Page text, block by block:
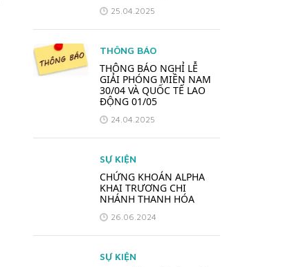
25.04.2025
THÔNG BÁO
THÔNG BÁO NGHỈ LỄ
GIẢI PHÓNG MIỀN NAM
30/04 VÀ QUỐC TẾ LAO
ĐỘNG 01/05
24.04.2025
SỰ KIỆN
CHỨNG KHOÁN ALPHA
KHAI TRƯƠNG CHI
NHÁNH THANH HÓA
26.06.2024
SỰ KIỆN